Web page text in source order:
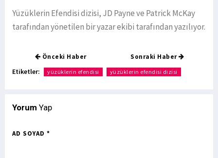
Yüzüklerin Efendisi dizisi, JD Payne ve Patrick McKay
tarafından yönetilen bir yazar ekibi tarafından yazılıyor.
Önceki Haber Sonraki Haber
Etiketler: yüzüklerin efendisi yüzüklerin efendisi dizisi
Yorum Yap
AD SOYAD *